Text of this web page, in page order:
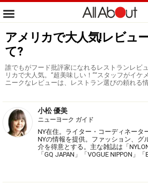
アメリカで大人気!レビュ
て?
誰でもがフード批評家になれるレストランレビ
リカで大人気。“超美味しい！”“スタッフがイケ
ニークなレビューは、レストラン選びの頼れる
小松 優美
ニューヨーク ガイド
NY在住。ライター・コーディネータ
NYの情報を提供。ファッション、グ
介を得意とする。主な雑誌は「
「GQ JAPAN」「VOGUE NIPPON」